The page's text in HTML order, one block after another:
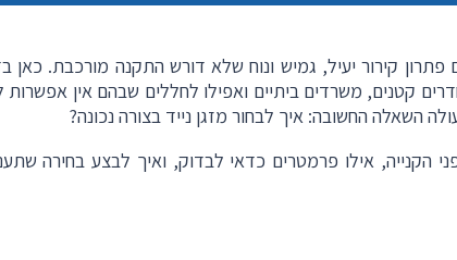
קירור יעיל, גמיש ונוח שלא דורש התקנה מורכבת. כאן
קטנים, משרדים ביתיים ואפילו לחללים שבהם אין אפשרות
השאלה החשובה: איך לבחור מזגן נייד בצורה נכונה?
אילו פרמטרים כדאי לבדוק, ואיך לבצע בחירה